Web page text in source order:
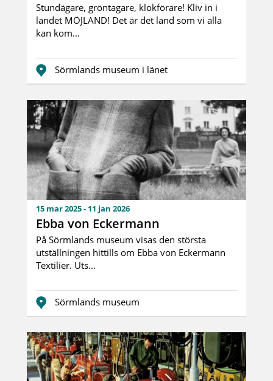
Stundägare, gröntagare, klokförare! Kliv in i
landet MÖJLAND! Det är det land som vi alla
kan kom...
Sörmlands museum i länet
15 mar 2025 - 11 jan 2026
Ebba von Eckermann
På Sörmlands museum visas den största
utställningen hittills om Ebba von Eckermann
Textilier. Uts...
Sörmlands museum